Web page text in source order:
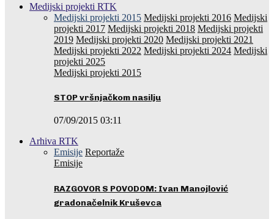
Medijski projekti RTK
Medijski projekti 2015 Medijski projekti 2016 Medijski
projekti 2017 Medijski projekti 2018 Medijski projekti
2019 Medijski projekti 2020 Medijski projekti 2021
Medijski projekti 2022 Medijski projekti 2024 Medijski
projekti 2025
Medijski projekti 2015
STOP vršnjačkom nasilju
07/09/2015 03:11
Arhiva RTK
Emisije Reportaže
Emisije
RAZGOVOR S POVODOM: Ivan Manojlović
gradonačelnik Kruševca